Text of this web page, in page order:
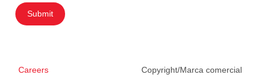
Submit
Careers Copyright/Marca comercial